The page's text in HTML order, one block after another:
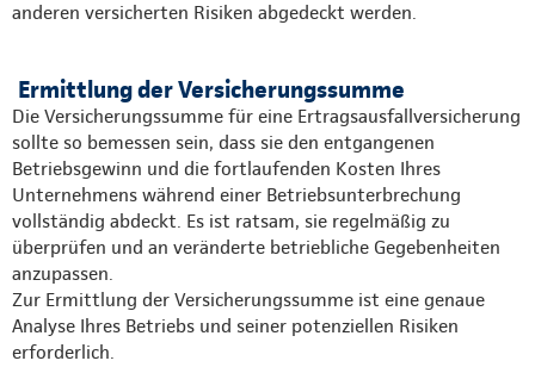
anderen versicherten Risiken abgedeckt werden.
Ermittlung der Versicherungssumme
Die Versicherungssumme für eine Ertragsausfallversicherung
sollte so bemessen sein, dass sie den entgangenen
Betriebsgewinn und die fortlaufenden Kosten Ihres
Unternehmens während einer Betriebsunterbrechung
vollständig abdeckt. Es ist ratsam, sie regelmäßig zu
überprüfen und an veränderte betriebliche Gegebenheiten
anzupassen.
Zur Ermittlung der Versicherungssumme ist eine genaue
Analyse Ihres Betriebs und seiner potenziellen Risiken
erforderlich.